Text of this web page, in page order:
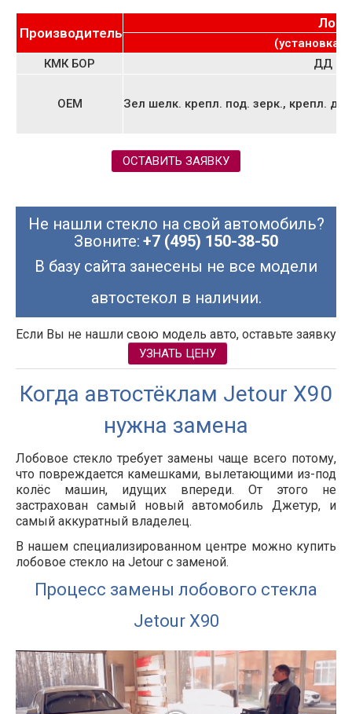
Производитель
(установка
КМК БОР
ДД
OEM Зел шелк. крепл. под. зерк., крепл.
ОСТАВИТЬ ЗАЯВКУ
Не нашли стекло на свой автомобиль?
Звоните: +7 (495) 150-38-50
В базу сайта занесены не все модели
автостекол в наличии.
Если Вы не нашли свою модель авто, оставьте заявку
УЗНАТЬ ЦЕНУ
Когда автостёклам Jetour X90
нужна замена
Лобовое стекло требует замены чаще всего потому,
что повреждается камешками, вылетающими из-под
колёс машин, идущих впереди. От этого не
застрахован самый новый автомобильДжетур, и
самый аккуратный владелец.
В нашем специализированном центре можно купить
лобовое стекло на Jetour с заменой.
Процесс замены лобового стекла
Jetour X90